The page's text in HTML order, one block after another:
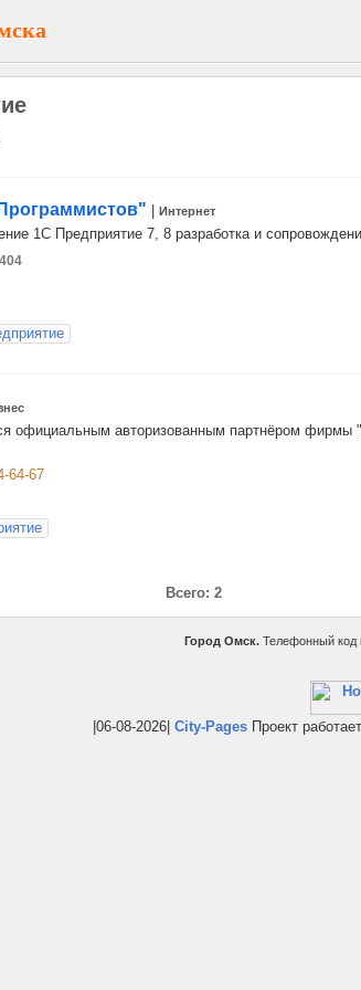
Интернет
1С Предприятие 7, 8 разработка и
авторизованным партнёром фирмы
64-67
Всего: 2
Город Омск. Телефонный код
|06-08-2026| City-Pages Проект